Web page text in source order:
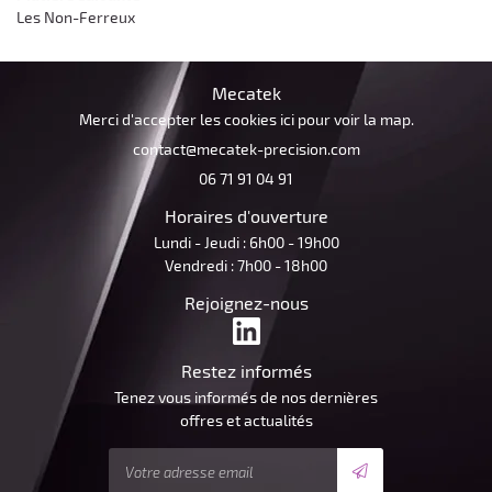
ACTUALITÉS
CONTACT Inscription
Les Non-Ferreux
Mecatek
Merci d'accepter les cookies icipour voir la map.
06 71 91 04 91
Horaires d'ouverture
Lundi - Jeudi : 6h00 - 19h00
Vendredi : 7h00 - 18h00
Rejoignez-nous
Restez informés
Tenez vous informés de nos dernières
offres et actualités